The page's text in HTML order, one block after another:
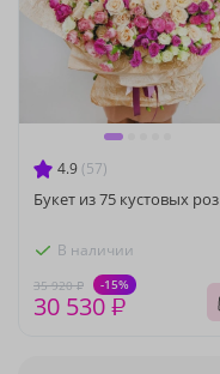
4.9 (57)
Букет из 75 кустовых роз
В наличии
35 920 ₽ -15%
30 530 ₽